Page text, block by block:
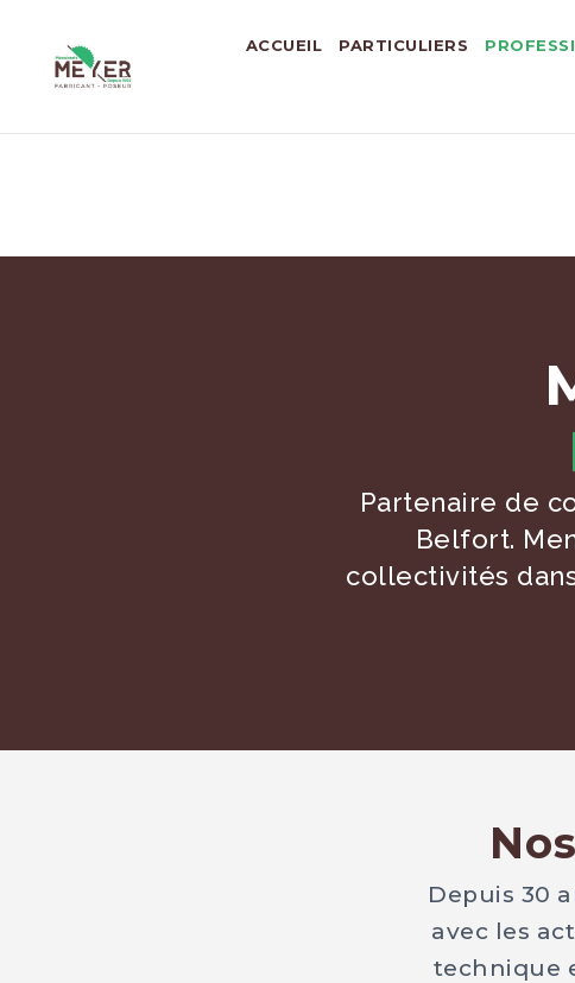
ACCUEIL PARTICULIERS
Partenaire de
Belfort.
collectivités
Depuis 30
avec les
technique